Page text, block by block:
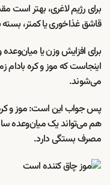
برای رژیم لاغری، بهتر است
قاشق غذاخوری یا کمتر، بسته
برای افزایش وزن یا
اینجاست که موز و کره بادام
می‌شوند.
پس جواب این است: موز و کره
هم می‌تواند یک میان‌وعده
مصرف بستگی دارد.